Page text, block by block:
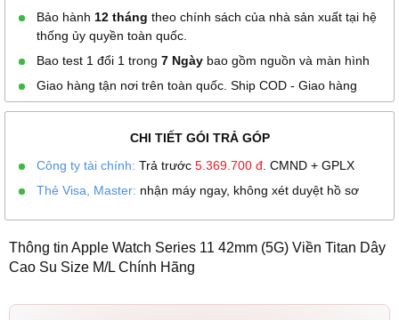
Bảo hành 12 tháng theo chính sách của nhà sản xuất tại hệ
thống ủy quyền toàn quốc.
Bao test 1 đổi 1 trong 7 Ngày bao gồm nguồn và màn hình
Giao hàng tận nơi trên toàn quốc. Ship COD - Giao hàng
CHI TIẾT GÓI TRẢ GÓP
Công ty tài chính: Trả trước 5.369.700 đ . CMND + GPLX
Thẻ Visa, Master: nhận máy ngay, không xét duyệt hồ sơ
Thông tin Apple Watch Series 11 42mm (5G) Viền Titan Dây
Cao Su Size M/L Chính Hãng